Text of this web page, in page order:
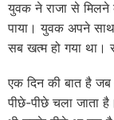
युवक ने राजा से मिलने
पाया। युवक अपने साथ
सब खत्म हो गया था।
एक दिन की बात है
पीछे-पीछे चला जाता